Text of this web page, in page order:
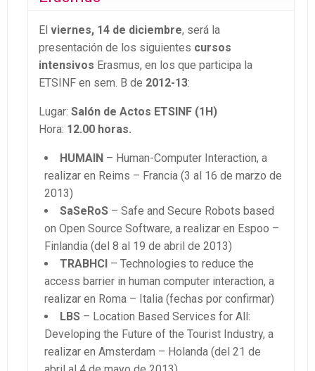
El viernes, 14 de diciembre, será la
presentación de los siguientes cursos
intensivos Erasmus, en los que participa la
ETSINF en sem. B de 2012-13:
Lugar: Salón de Actos ETSINF (1H)
Hora: 12.00 horas.
HUMAIN – Human-Computer Interaction, a
realizar en Reims – Francia (3 al 16 de marzo de
2013)
SaSeRoS – Safe and Secure Robots based
on Open Source Software, a realizar en Espoo –
Finlandia (del 8 al 19 de abril de 2013)
TRABHCI – Technologies to reduce the
access barrier in human computer interaction, a
realizar en Roma – Italia (fechas por confirmar)
LBS – Location Based Services for All:
Developing the Future of the Tourist Industry, a
realizar en Amsterdam – Holanda (del 21 de